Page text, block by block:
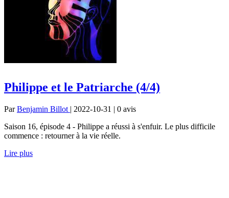
Philippe et le Patriarche (4/4)
ParBenjamin Billot | 2022-10-31 | 0 avis
Saison 16, épisode 4 - Philippe a réussi à s'enfuir. Le plus difficile
commence : retourner à la vie réelle.
Lire plus